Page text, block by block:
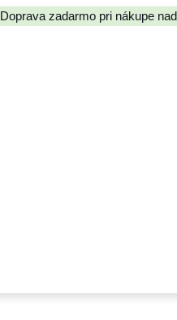
Doprava zadarmo pri nákupe